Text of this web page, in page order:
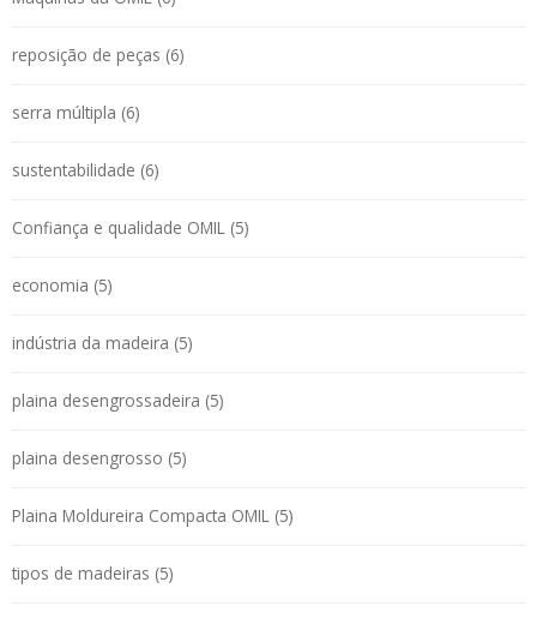
reposição de peças (6)
serra múltipla (6)
sustentabilidade (6)
Confiança e qualidade OMIL (5)
economia (5)
indústria da madeira (5)
plaina desengrossadeira (5)
plaina desengrosso (5)
Plaina Moldureira Compacta OMIL (5)
tipos de madeiras (5)